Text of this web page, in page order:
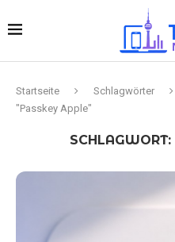
Startseite Schlagwörter
"Passkey Apple"
SCHLAGWORT: